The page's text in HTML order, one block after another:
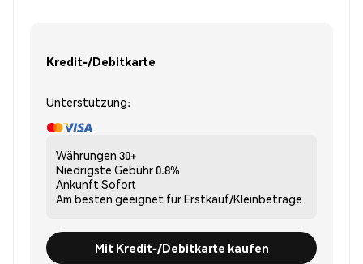
Kredit-/Debitkarte
Unterstützung:
Währungen 30+
Niedrigste Gebühr0.8%
Ankunft Sofort
Am besten geeignet fürErstkauf/Kleinbeträge
Mit Kredit-/Debitkarte kaufen